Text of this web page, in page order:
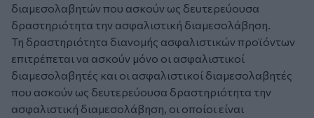
διαμεσολαβητών που ασκούν ως δευτερεύουσα
δραστηριότητα την ασφαλιστική διαμεσολάβηση.
Τη δραστηριότητα διανομής ασφαλιστικών προϊόντων
επιτρέπεται να ασκούν μόνο οι ασφαλιστικοί
διαμεσολαβητές και οι ασφαλιστικοί διαμεσολαβητές
που ασκούν ως δευτερεύουσα δραστηριότητα την
ασφαλιστική διαμεσολάβηση, οι οποίοι είναι